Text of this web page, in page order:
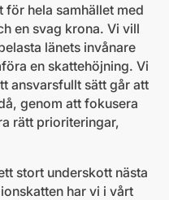
för hela samhället med
en svag krona. Vi vill
länets invånare
en skattehöjning. Vi
ansvarsfullt sätt går att
genom att fokusera
rätt prioriteringar,
stort underskott nästa
har vi i vårt